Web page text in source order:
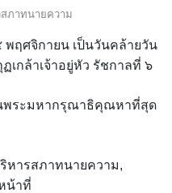
ภาทนายความ
พฤศจิกายน เป็นวันคล้ายวัน
เกล้าเจ้าอยู่หัว รัชกาลที่ ๖
พระมหากรุณาธิคุณหาที่สุด
หารสภาทนายความ,
น้าที่